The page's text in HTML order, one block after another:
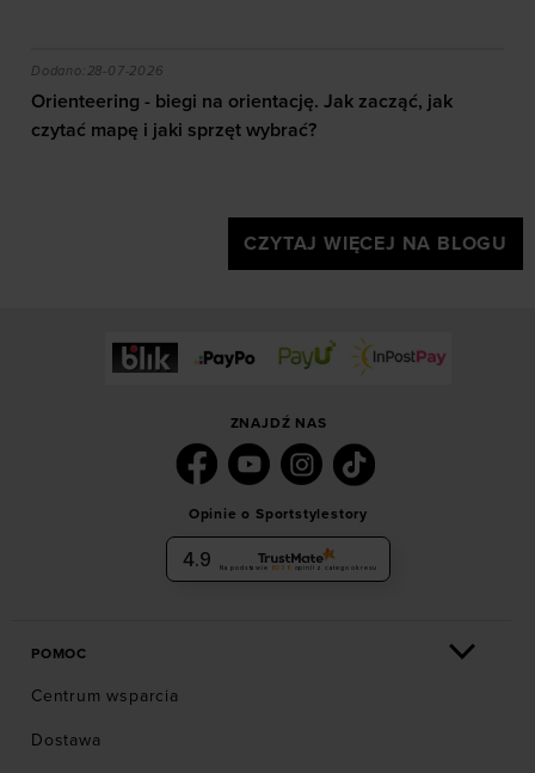
znajdziesz w naszej
„Szczegóły”
efekty daje trening?
Orienteering - biegi na orientację. Jak zacząć, jak
Dodano:28-07-2026
Orienteering - biegi na orientację. Jak zacząć, jak
czytać mapę i jaki sprzęt wybrać?
CZYTAJ WIĘCEJ NA BLOGU
ZNAJDŹ NAS
Opinie o Sportstylestory
4.9 Na podstawie 6036 opinii z całego okresu
POMOC
Centrum wsparcia
Dostawa